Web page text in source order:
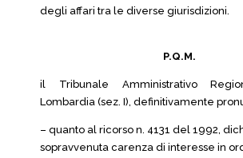
degli affari tra le diverse giurisdizioni.
P.Q.M.
il Tribunale Amministrativo
Lombardia (sez. I), definitivamente
– quanto al ricorso n. 4131 del 1992,
sopravvenuta carenza di interesse in